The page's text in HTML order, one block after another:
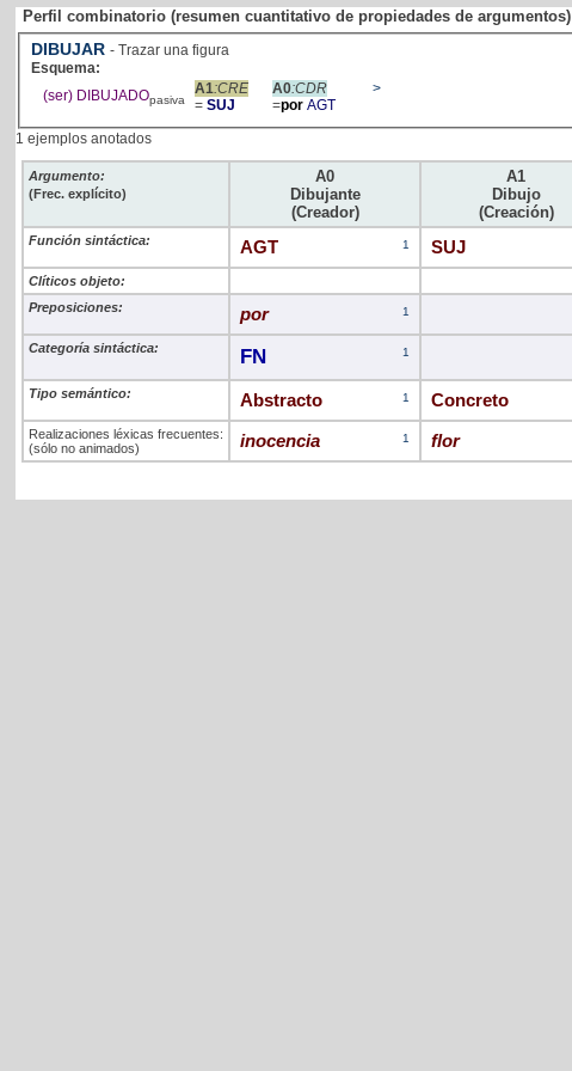
Perfil combinatorio (resumen cuantitativo de propiedades de argumentos)
DIBUJAR - Trazar una figura
Esquema:
(ser) DIBUJADOpasiva
A1:CRE
= SUJ
A0:CDR
=porAGT
>
1 ejemplos anotados
Argumento:
(Frec. explícito)
A0
Dibujante
(Creador)
A1
Dibujo
(Creación)
Función sintáctica: AGT 1 SUJ
Clíticos objeto:
Preposiciones:
por 1
Categoría sintáctica: FN 1
Tipo semántico: Abstracto 1 Concreto
Realizaciones léxicas frecuentes:
(sólo no animados)
inocencia 1 flor